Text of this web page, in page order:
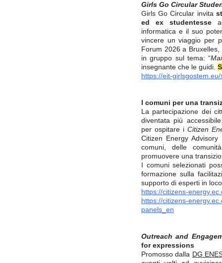
Girls Go Circular
Girls Go Circular invita
ed ex studentesse
informatica e il suo
vincere un viaggio per
Forum 2026 a
in gruppo sul tema: “
insegnante che le guidi.
https://eit-
I comuni per una
La partecipazione dei
diventata più
per ospitare i Citizen
Citizen Energy
comuni, delle
promuovere una
I comuni selezionati
formazione sulla
supporto di esperti in
https://citizens-
https://citizens-
panels_en
Outreach and
for expressions
Promosso dalla DG